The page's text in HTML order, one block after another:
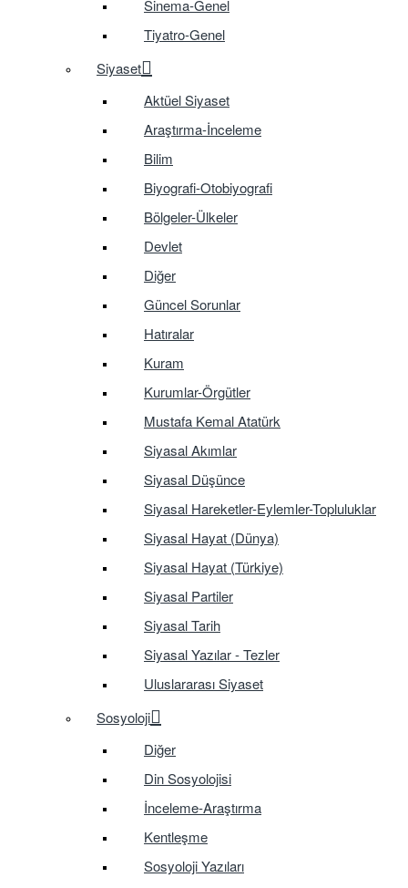
Sinema-Genel
Tiyatro-Genel
Siyaset
Aktüel Siyaset
Araştırma-İnceleme
Bilim
Biyografi-Otobiyografi
Bölgeler-Ülkeler
Devlet
Diğer
Güncel Sorunlar
Hatıralar
Kuram
Kurumlar-Örgütler
Mustafa Kemal Atatürk
Siyasal Akımlar
Siyasal Düşünce
Siyasal Hareketler-Eylemler-Topluluklar
Siyasal Hayat (Dünya)
Siyasal Hayat (Türkiye)
Siyasal Partiler
Siyasal Tarih
Siyasal Yazılar - Tezler
Uluslararası Siyaset
Sosyoloji
Diğer
Din Sosyolojisi
İnceleme-Araştırma
Kentleşme
Sosyoloji Yazıları